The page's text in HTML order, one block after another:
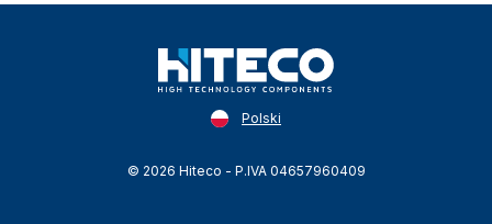
Polski
© 2026 Hiteco - P.IVA 04657960409